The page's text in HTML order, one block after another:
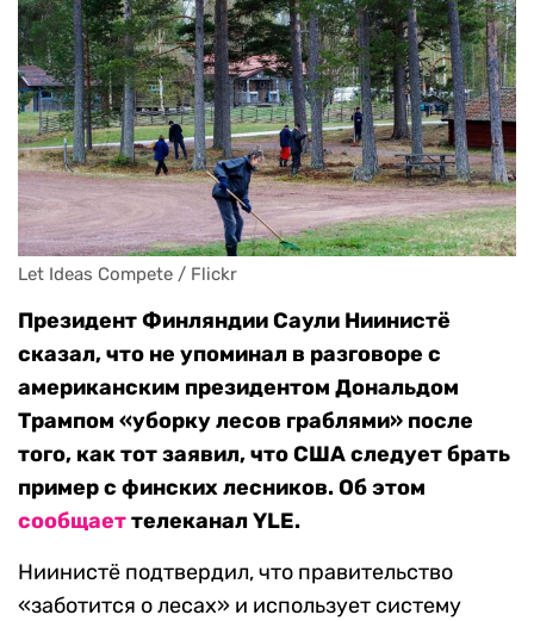
Let Ideas Compete / Flickr
Президент Финляндии Саули Ниинистё
сказал, что не упоминал в разговоре с
американским президентом Дональдом
Трампом «уборку лесов граблями» после
того, как тот заявил, что США следует брать
пример с финских лесников. Об этом
сообщаеттелеканал YLE.
Ниинистё подтвердил, что правительство
«заботится о лесах» и использует систему